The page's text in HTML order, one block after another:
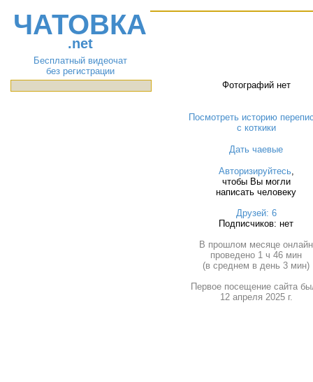
ЧАТОВКА
.net
Бесплатный видеочат
без регистрации
Фотографий нет
Посмотреть историю
с коткики
Дать чаевые
Авторизируйтесь,
чтобы Вы могли
написать человеку
Друзей: 6
Подписчиков: нет
В прошлом месяце онлайн
проведено 1 ч 46 мин
(в среднем в день 3 мин)
Первое посещение сайта
12 апреля 2025 г.